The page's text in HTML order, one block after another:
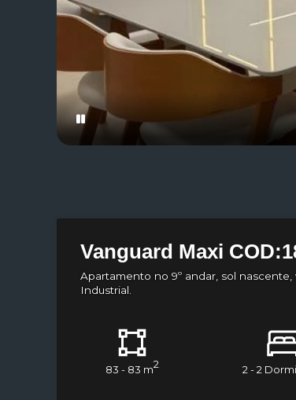
Vanguard Maxi
Apartamento no 9º andar, sol
Industrial.
83 - 83 m2 2 - 2